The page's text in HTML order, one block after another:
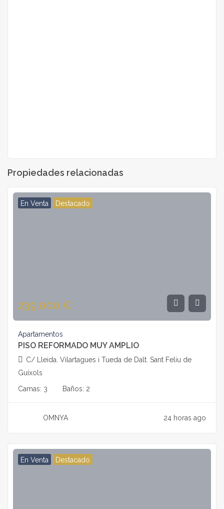
Propiedades relacionadas
En Venta Destacado
239,000 €
Apartamentos
PISO REFORMADO MUY AMPLIO
C/ Lleida. Vilartagues i Tueda de Dalt. Sant Feliu de
Guíxols
Camas: 3 Baños: 2
OMNYA 24 horas ago
En Venta Destacado